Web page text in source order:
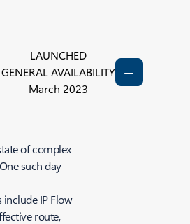
LAUNCHED
GENERAL AVAILABILITY
March 2023
of complex
such day-
IP Flow
route,